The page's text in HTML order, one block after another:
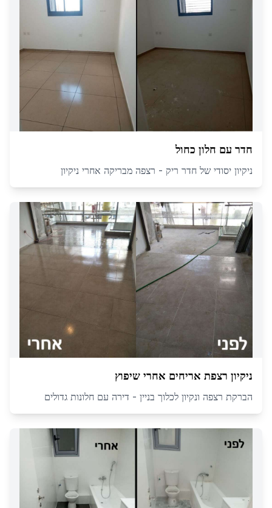
חדר עם חלון כחול
ניקיון יסודי של חדר ריק - רצפה מבריקה אחרי ניקיון
ניקיון רצפת אריחים אחרי שיפוץ
הברקת רצפה ונקיון לכלוך בניין - דירה עם חלונות גדולים